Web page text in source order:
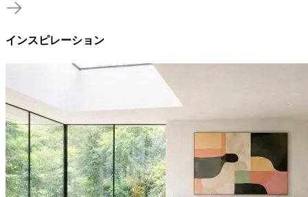
インスピレーション